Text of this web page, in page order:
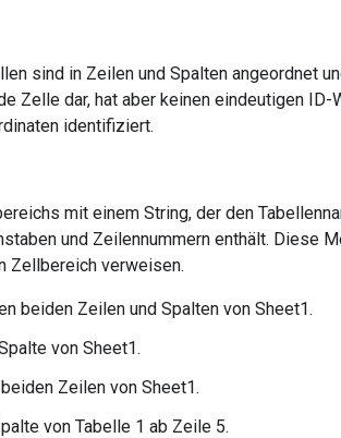
sind in Zeilen und Spalten angeordnet
Zelle dar, hat aber keinen eindeutigen ID-
identifiziert.
mit einem String, der den
und Zeilennummern enthält. Diese
Zellbereich verweisen.
beiden Zeilen und Spalten von Sheet1.
von Sheet1.
Zeilen von Sheet1.
von Tabelle 1 ab Zeile 5.